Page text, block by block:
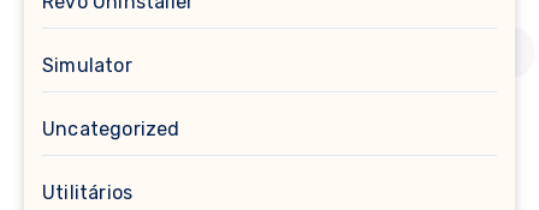
Simulator
Uncategorized
Utilitários